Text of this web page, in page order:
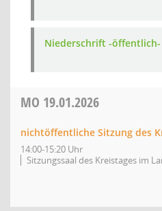
Niederschrift -
MO 19.01.2026
nichtöffentliche Sitzung des
14:00-15:20 Uhr
Sitzungssaal des Kreistages im